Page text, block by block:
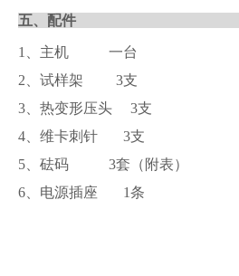
五、配
1、主机 一台
2、试样架 3支
3、热变形压头 3支
4、维卡刺针 3支
5、砝码 3套（附表）
6、电源插座 1条